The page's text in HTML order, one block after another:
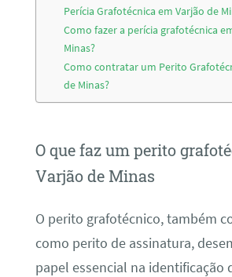
Perícia Grafotécnica em Varjão de
Como fazer a perícia grafotécnica
Minas?
Como contratar um Perito
de Minas?
O que faz um perito
Varjão de Minas
O perito grafotécnico, também
como perito de assinatura,
papel essencial na identificação